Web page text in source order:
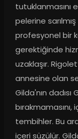
tutuklanmasını
pelerine
profesyonel bir
gerektiğinde
uzaklaşır.
annesine olan
Gilda'nın dadısı
tembihler. Bu
içeri süzülür.